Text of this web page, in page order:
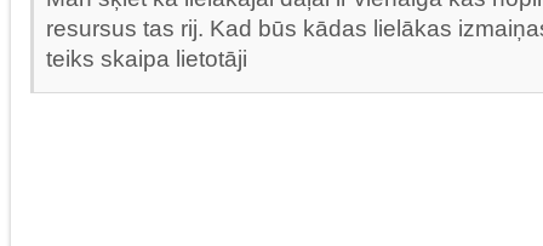
resursus tas rij. Kad būs kādas lielākas
teiks skaipa lietotāji